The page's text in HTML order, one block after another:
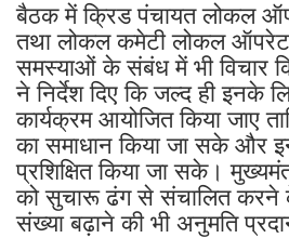
बैठक में क्रिड पंचायत लोकल
तथा लोकल कमेटी लोकल
समस्याओं के संबंध में भी विचार
ने निर्देश दिए कि जल्द ही इनके
कार्यक्रम आयोजित किया जाए
का समाधान किया जा सके और
प्रशिक्षित किया जा सके।
को सुचारू ढंग से संचालित करने के
संख्या बढ़ाने की भी अनुमति